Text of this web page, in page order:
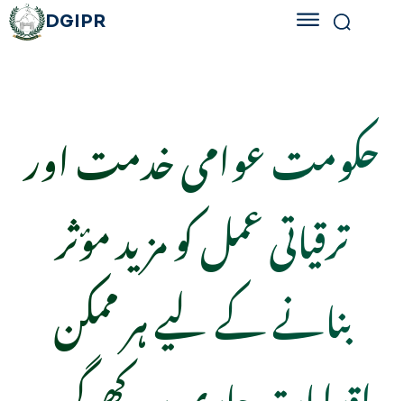
DGIPR
حکومت عوامی خدمت اور
ترقیاتی عمل کو مزید مؤثر
بنانے کے لیے ہر ممکن